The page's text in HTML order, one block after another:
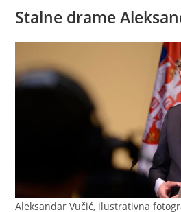
Stalne drame
Aleksandar Vučić, ilustrativna